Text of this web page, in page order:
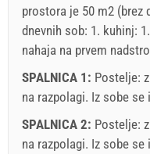
Pravila
prostora je 50 m2 (brez
dnevnih sob: 1. kuhinj:
nahaja na prvem
SPALNICA 1: Postelje:
na razpolagi. Iz sobe se
SPALNICA 2: Postelje:
na razpolagi. Iz sobe se